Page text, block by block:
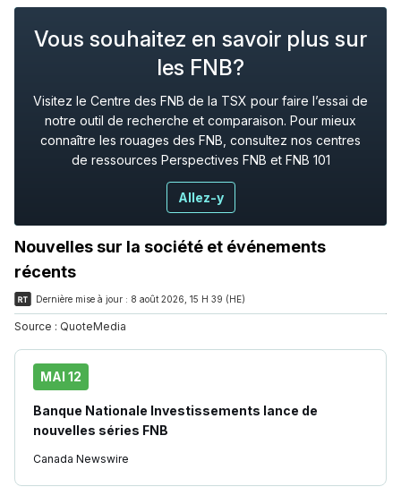
Vous souhaitez en savoir plus sur
les FNB?
Visitez le Centre des FNB de la TSX pour faire l’essai de
notre outil de recherche et comparaison. Pour mieux
connaître les rouages des FNB, consultez nos centres
de ressources Perspectives FNB et FNB 101
Allez-y
Nouvelles sur la société et événements
récents
Dernière mise à jour : 8 août 2026, 15 H 39 (HE)
Source : QuoteMedia
MAI 12
Banque Nationale Investissements lance de
nouvelles séries FNB
Canada Newswire